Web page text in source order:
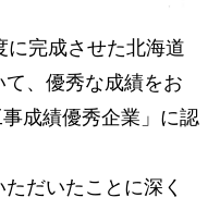
に完成させた北海道
、優秀な成績をお
成績優秀企業」に認
だいたことに深く